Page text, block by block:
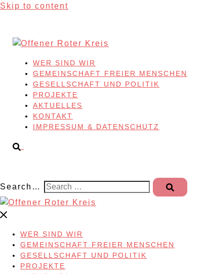
Skip to content
WER SIND WIR
GEMEINSCHAFT FREIER MENSCHEN
GESELLSCHAFT UND POLITIK
PROJEKTE
AKTUELLES
KONTAKT
IMPRESSUM & DATENSCHUTZ
Search…
WER SIND WIR
GEMEINSCHAFT FREIER MENSCHEN
GESELLSCHAFT UND POLITIK
PROJEKTE